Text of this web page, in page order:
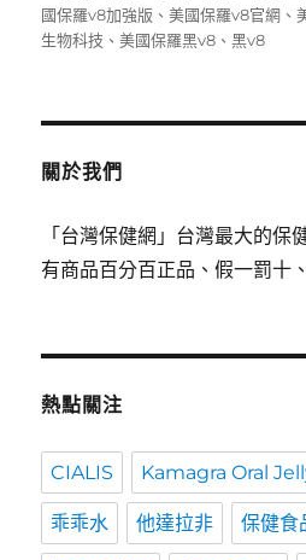
日
期:
國保羅v8加強版 、美國保羅v8官網 、
生物科技 、美國保羅黑v8 、黑v8
關於我們
「台灣保健網」台灣最大的保
有商品百分百正品、假一罰十
熱點關注
CIALIS Kamagra Oral
乖乖水 他達拉非 保健食